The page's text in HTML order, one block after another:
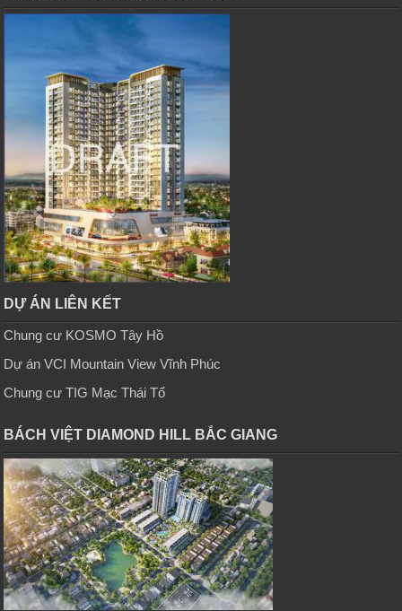
DỰ ÁN LIÊN KẾT
Chung cư KOSMO Tây Hồ
Dự án VCI Mountain View Vĩnh Phúc
Chung cư TIG Mạc Thái Tổ
BÁCH VIỆT DIAMOND HILL BẮC GIANG